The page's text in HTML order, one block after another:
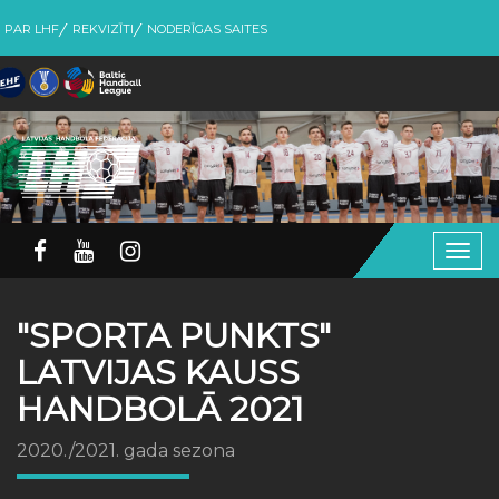
PAR LHF REKVIZĪTI NODERĪGAS SAITES
"SPORTA PUNKTS"
LATVIJAS KAUSS
HANDBOLĀ 2021
2020./2021. gada sezona